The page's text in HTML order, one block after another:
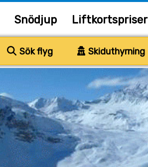
Snödjup Liftkortspriser
Sök flyg Skiduthyrning